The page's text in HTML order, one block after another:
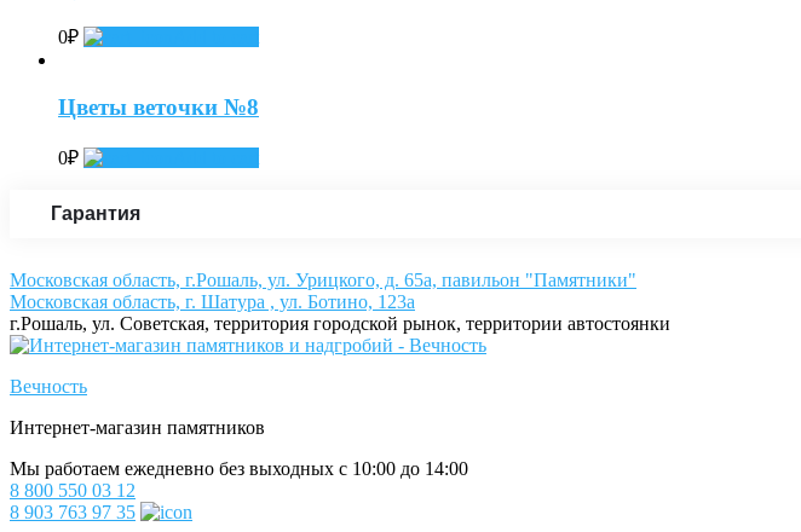
0₽
Цветы веточки №8
0₽
Гарантия
Московская область, г.Рошаль, ул. Урицкого, д. 65а, павильон "Памятники"
Московская область, г. Шатура , ул. Ботино, 123а
г.Рошаль, ул. Советская, территория городской рынок, территории автостоянки
Вечность
Интернет-магазин памятников
Мы работаем ежедневно без выходных с 10:00 до 14:00
8 800 550 03 12
8 903 763 97 35